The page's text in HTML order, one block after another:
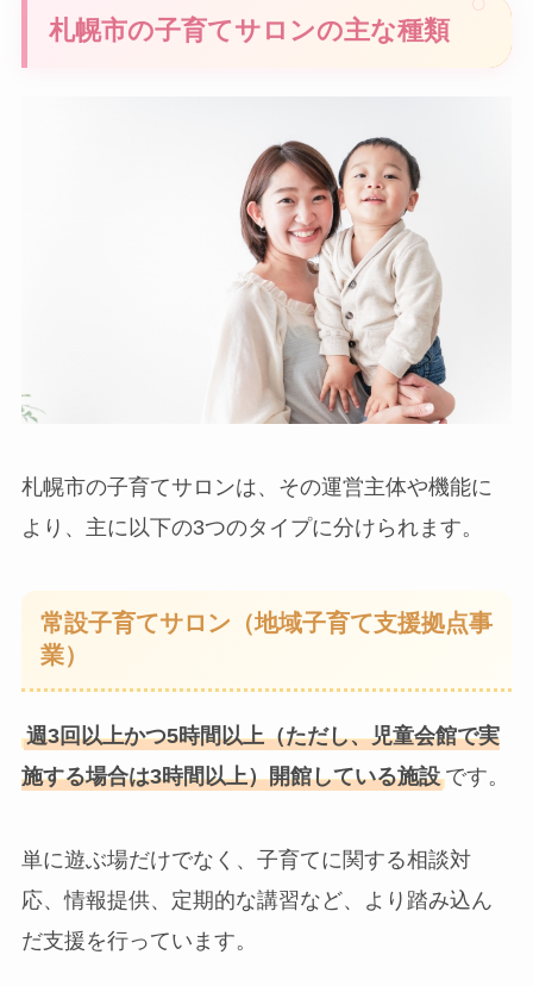
札幌市の子育てサロンの主な種類
札幌市の子育てサロンは、その運営主体や機能に
より、主に以下の3つのタイプに分けられます。
常設子育てサロン（地域子育て支援拠点事
業）
週3回以上かつ5時間以上（ただし、児童会館で実
施する場合は3時間以上）開館している施設 です。
単に遊ぶ場だけでなく、子育てに関する相談対
応、情報提供、定期的な講習など、より踏み込ん
だ支援を行っています。